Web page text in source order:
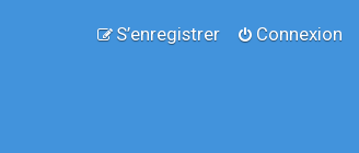
Connexion
S’enregistrer